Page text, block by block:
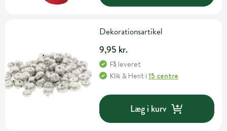
Dekorationsartikel
9,95 kr.
Få leveret
Klik & Hent i15 centre
Læg i kurv